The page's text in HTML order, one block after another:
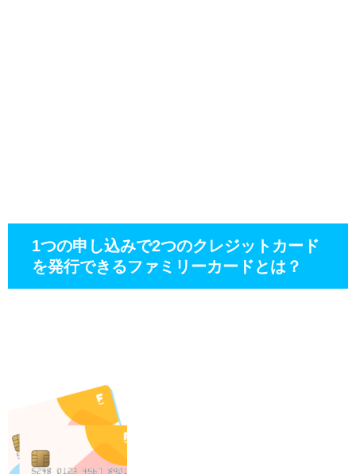
1つの申し込みで2つのクレジットカード
を発行できるファミリーカードとは？